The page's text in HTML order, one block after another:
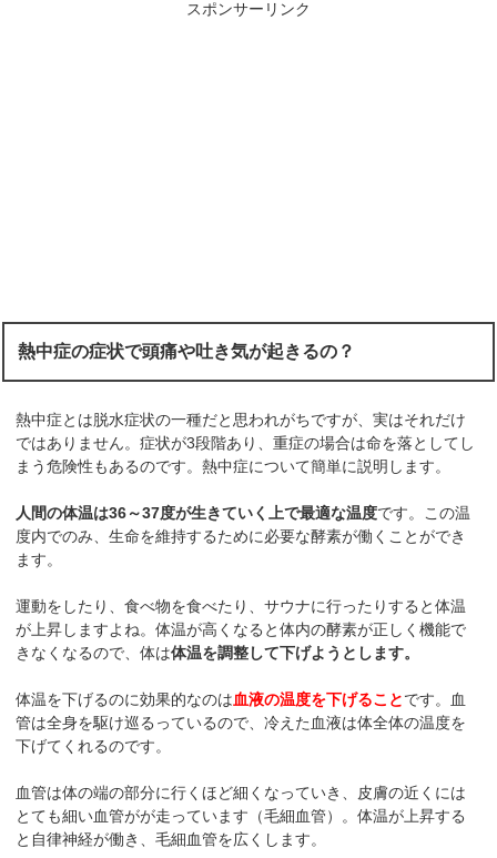
スポンサーリンク
熱中症の症状で頭痛や吐き気が起きるの？
熱中症とは脱水症状の一種だと思われがちですが、実はそれだけ
ではありません。症状が3段階あり、重症の場合は命を落としてし
まう危険性もあるのです。熱中症について簡単に説明します。
人間の体温は36～37度が生きていく上で最適な温度です。この温
度内でのみ、生命を維持するために必要な酵素が働くことができ
ます。
運動をしたり、食べ物を食べたり、サウナに行ったりすると体温
が上昇しますよね。体温が高くなると体内の酵素が正しく機能で
きなくなるので、体は体温を調整して下げようとします。
体温を下げるのに効果的なのは血液の温度を下げることです。血
管は全身を駆け巡るっているので、冷えた血液は体全体の温度を
下げてくれるのです。
血管は体の端の部分に行くほど細くなっていき、皮膚の近くには
とても細い血管がが走っています（毛細血管）。体温が上昇する
と自律神経が働き、毛細血管を広くします。